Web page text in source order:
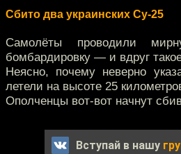
Сбито два украинских Су-25
Самолёты проводили
бомбардировку — и вдруг
Неясно, почему неверно
летели на высоте 25
Ополченцы вот-вот начнут
Вступай в нашу